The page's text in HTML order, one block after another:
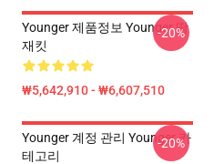
Younger 제품정보 Younger 땀
재킷
₩5,642,910 - ₩6,607,510
-20%
Younger 계정 관리 Younger 카
테고리
-20%